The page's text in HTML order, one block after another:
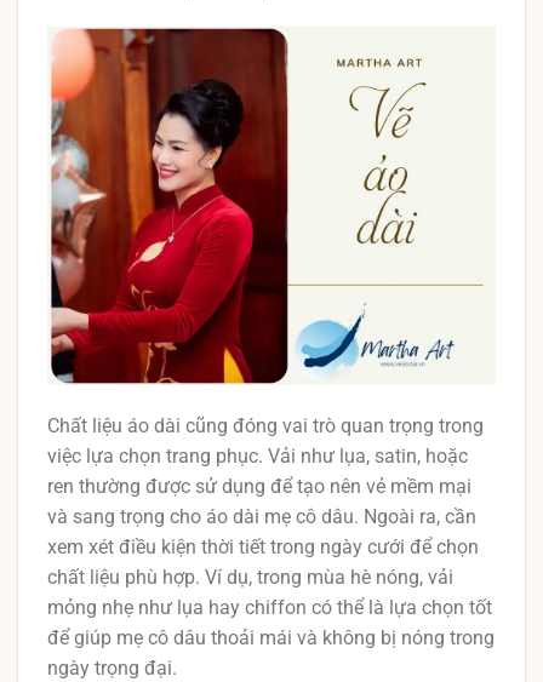
Chất liệu áo dài cũng đóng vai trò quan trọng trong
việc lựa chọn trang phục. Vải như lụa, satin, hoặc
ren thường được sử dụng để tạo nên vẻ mềm mại
và sang trọng cho áo dài mẹ cô dâu. Ngoài ra, cần
xem xét điều kiện thời tiết trong ngày cưới để chọn
chất liệu phù hợp. Ví dụ, trong mùa hè nóng, vải
mỏng nhẹ như lụa hay chiffon có thể là lựa chọn tốt
để giúp mẹ cô dâu thoải mái và không bị nóng trong
ngày trọng đại.